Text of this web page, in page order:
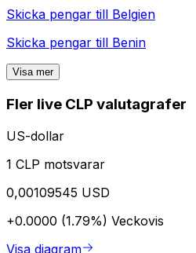
Skicka pengar till Belgien
Skicka pengar till Benin
Visa mer
Fler live CLP valutagrafer
US-dollar
1 CLP motsvarar
0,00109545 USD
+0.0000 (1.79%) Veckovis
Visa diagram